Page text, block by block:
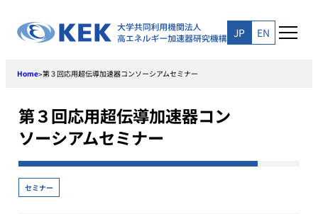
content
JP EN
Home>第３回応用超伝導加速器コンソーシアムセミナー
第３回応用超伝導加速器コン
ソーシアムセミナー
セミナー